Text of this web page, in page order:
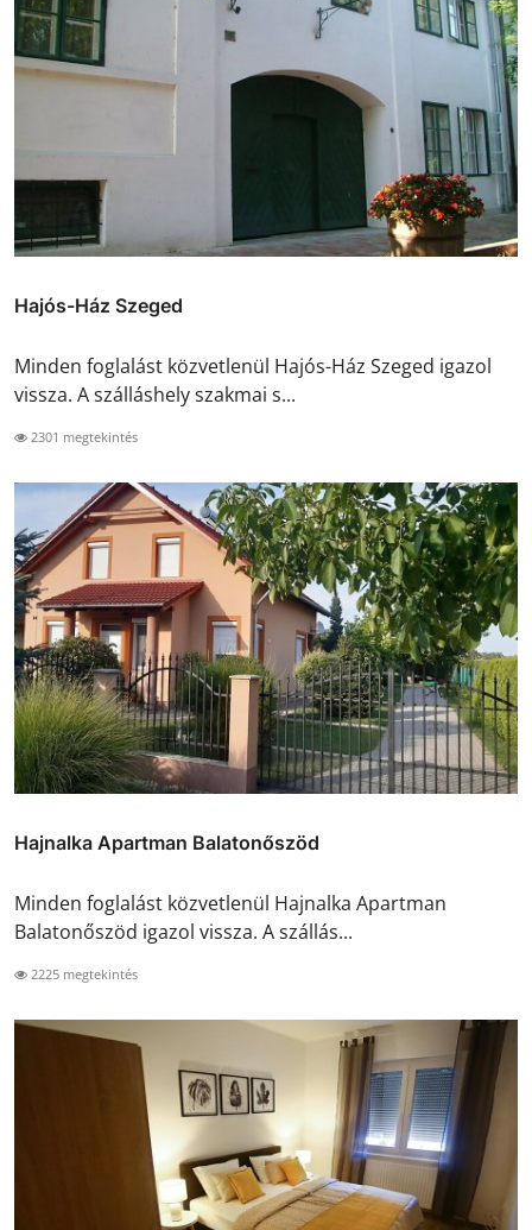
Hajós-Ház Szeged
Minden foglalást közvetlenül Hajós-Ház Szeged igazol
vissza. A szálláshely szakmai s...
2301 megtekintés
Hajnalka Apartman Balatonőszöd
Minden foglalást közvetlenül Hajnalka Apartman
Balatonőszöd igazol vissza. A szállás...
2225 megtekintés